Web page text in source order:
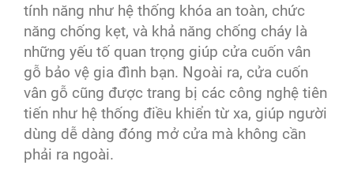
tính năng như hệ thống khóa an toàn, chức
năng chống kẹt, và khả năng chống cháy là
những yếu tố quan trọng giúp cửa cuốn vân
gỗ bảo vệ gia đình bạn. Ngoài ra, cửa cuốn
vân gỗ cũng được trang bị các công nghệ tiên
tiến như hệ thống điều khiển từ xa, giúp người
dùng dễ dàng đóng mở cửa mà không cần
phải ra ngoài.